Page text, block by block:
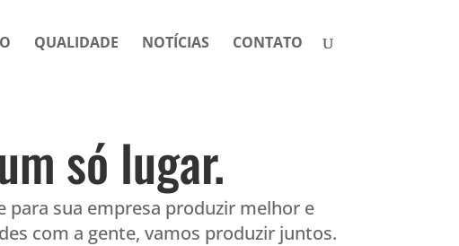
QUALIDADE NOTÍCIAS CONTATO
só lugar.
sua empresa produzir melhor e
com a gente, vamos produzir juntos.